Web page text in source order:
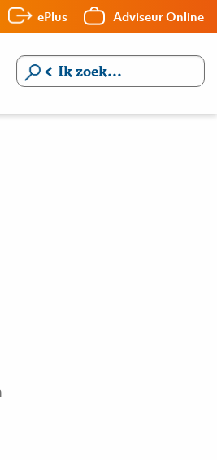
ePlus Adviseur Online